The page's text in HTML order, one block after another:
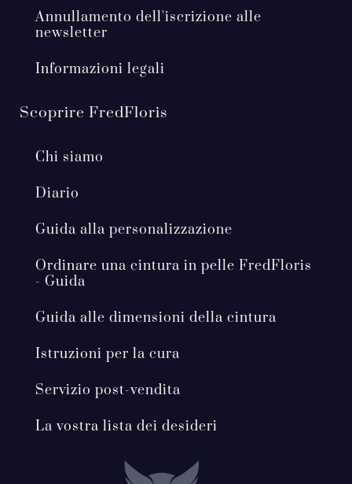
Annullamento dell'iscrizione alle
newsletter
Informazioni legali
Scoprire FredFloris
Chi siamo
Diario
Guida alla personalizzazione
Ordinare una cintura in pelle FredFloris
- Guida
Guida alle dimensioni della cintura
Istruzioni per la cura
Servizio post-vendita
La vostra lista dei desideri